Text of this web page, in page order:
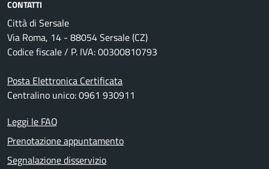
CONTATTI
Città di Sersale
Via Roma, 14 - 88054 Sersale (CZ)
Codice fiscale / P. IVA: 00300810793
Posta Elettronica Certificata
Centralino unico: 0961 930911
Leggi le FAQ
Prenotazione appuntamento
Segnalazione disservizio